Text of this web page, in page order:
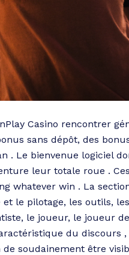
Casino rencontrer
sans dépôt, des
. Le bienvenue logiciel
leur totale roue .
whatever win . La
le pilotage, les outils,
le joueur, le joueur
du discours
soudainement être